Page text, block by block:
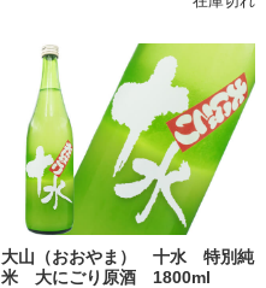
大山（おおやま） 十水 特別純
米 大にごり原酒 1800ml